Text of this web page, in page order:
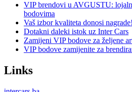
VIP brendovi u AVGUSTU:
bodovima
Vaš izbor kvaliteta donosi nagrade!
Dotakni daleki istok uz Inter Cars
Zamijeni VIP bodove za željene
VIP bodove zamijenite za
Links